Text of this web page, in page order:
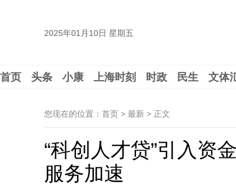
2025年01月10日 星期五
首页 头条 小康 上海时刻 时政 民生 文体
您现在的位置：首页 > 最新 > 正文
“科创人才贷”引入资
服务加速